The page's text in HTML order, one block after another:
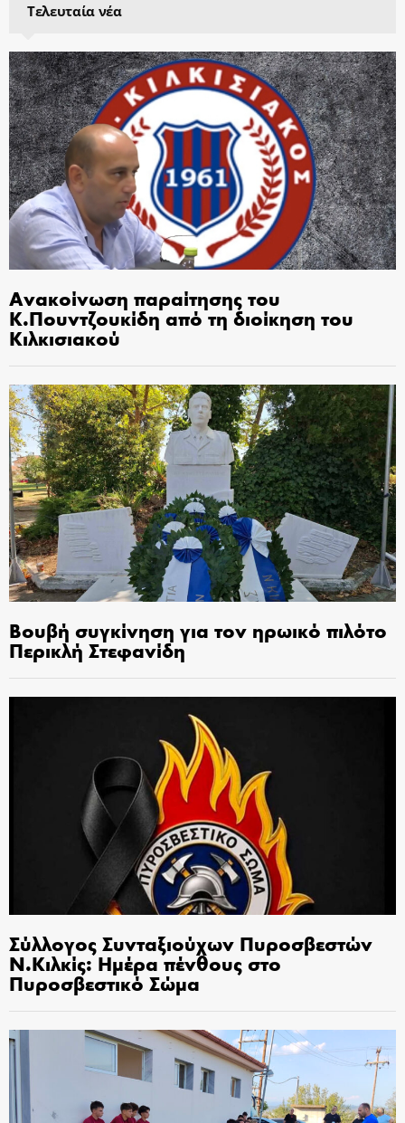
Τελευταία νέα
Ανακοίνωση παραίτησης του
Κ.Πουντζουκίδη από τη διοίκηση του
Κιλκισιακού
Βουβή συγκίνηση για τον ηρωικό πιλότο
Περικλή Στεφανίδη
Σύλλογος Συνταξιούχων Πυροσβεστών
Ν.Κιλκίς: Ημέρα πένθους στο
Πυροσβεστικό Σώμα